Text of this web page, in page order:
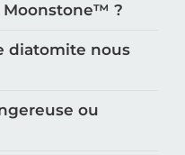
Moonstone™️ ?
diatomite nous
ou